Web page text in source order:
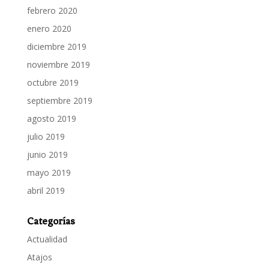
febrero 2020
enero 2020
diciembre 2019
noviembre 2019
octubre 2019
septiembre 2019
agosto 2019
julio 2019
junio 2019
mayo 2019
abril 2019
Categorías
Actualidad
Atajos